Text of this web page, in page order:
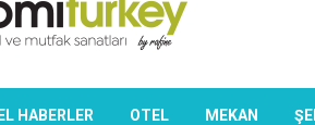
HABERLER OTEL MEKAN